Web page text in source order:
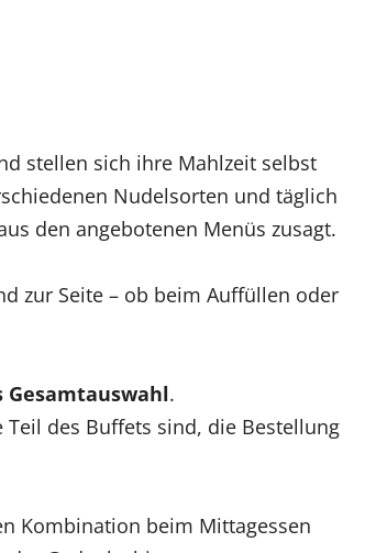
stellen sich ihre Mahlzeit selbst
Nudelsorten und täglich
den angebotenen Menüs zusagt.
zur Seite – ob beim Auffüllen oder
Gesamtauswahl.
des Buffets sind, die Bestellung
Kombination beim Mittagessen